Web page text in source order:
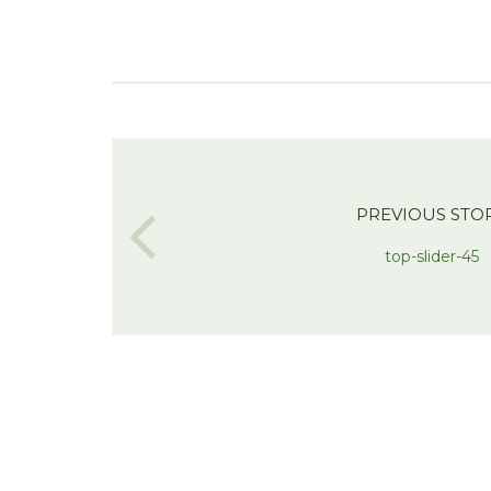
PREVIOUS
top-slider-45